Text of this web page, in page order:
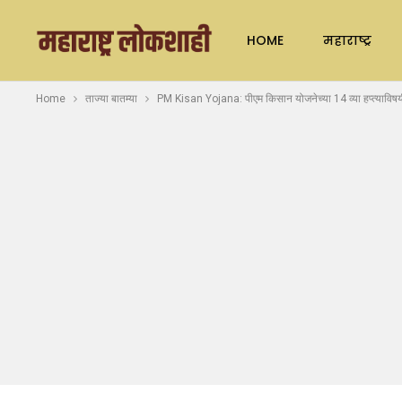
HOME महाराष्ट्र
Home ताज्या बातम्या PM Kisan Yojana: पीएम किसान योजनेच्या 14 व्या